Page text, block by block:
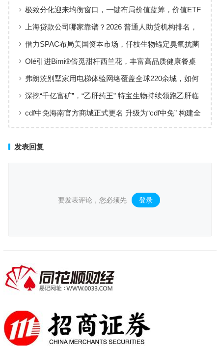
极致分化迎来均衡窗口，一键布局价值蓝筹，价值ETF
华夏火热开售
上海贷款公司哪家靠谱？2026 普通人助贷机构排名，
工薪族借钱选择指南
借力SPAC布局美国资本市场，仟枝生物锚定臭氧抗菌
黄金赛道
Olé引进Bimi®倍觅甜杆西兰花，丰富高品质健康餐桌
新选择
弗朗茨别墅家用电梯体验网络覆盖全球220余城，如何
实现高效服务响应
深挖“千亿富矿”，“乙肝药王” 特宝生物持续领跑乙肝临
床治愈
cdf中免海南官方商城正式更名 升级为“cdf中免” 构建全
发表回复
要发表评论，您必须先 登录 。